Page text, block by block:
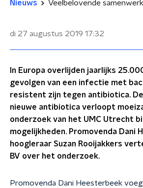
Nieuws
di 27 augustus 2019 17:32
In Europa overlijden jaarlijks
gevolgen van een infectie met
resistent zijn tegen antibiotica.
nieuwe antibiotica verloopt
onderzoek van het UMC Utrecht
mogelijkheden. Promovenda Dani
hoogleraar Suzan Rooijakkers
BV over het onderzoek.
Promovenda Dani Heesterbeek